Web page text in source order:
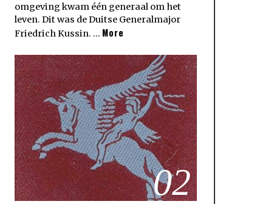
omgeving kwam één generaal om het
leven. Dit was de Duitse Generalmajor
Friedrich Kussin. … More
02